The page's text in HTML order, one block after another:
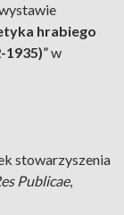
hrabiego
1935)”w
stowarzyszenia
Publicae,